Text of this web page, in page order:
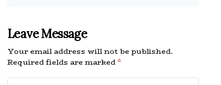
Leave Message
Your email address will not be published.
Required fields are marked*